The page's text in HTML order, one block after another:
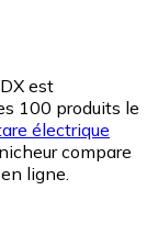
est
100 produits le
électrique
compare
ligne.